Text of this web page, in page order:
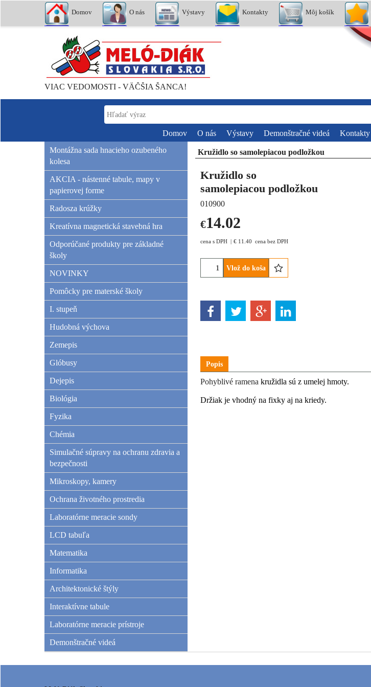
Domov O nás Výstavy Kontakty Môj košík
VIAC VEDOMOSTI - VÄČŠIA ŠANCA!
Domov O nás Výstavy Demonštračné videá Kontakty
Montážna sada hnacieho ozubeného
kolesa
AKCIA - nástenné tabule, mapy v
papierovej forme
Radosza krúžky
Kreatívna magnetická stavebná hra
Odporúčané produkty pre základné
školy
NOVINKY
Pomôcky pre materské školy
I. stupeň
Hudobná výchova
Zemepis
Glóbusy
Dejepis
Biológia
Fyzika
Chémia
Simulačné súpravy na ochranu zdravia a
bezpečnosti
Mikroskopy, kamery
Ochrana životného prostredia
Laboratórne meracie sondy
LCD tabuľa
Matematika
Informatika
Architektonické štýly
Interaktívne tabule
Laboratórne meracie prístroje
Demonštračné videá
Kružidlo so samolepiacou podložkou
Kružidlo so
samolepiacou podložkou
010900
€14.02
cena s DPH € 11.40 cena bez DPH
Vlož do koša
Popis
Pohyblivé ramena kružidla sú z umelej hmoty.
Držiak je vhodný na fixky aj na kriedy.